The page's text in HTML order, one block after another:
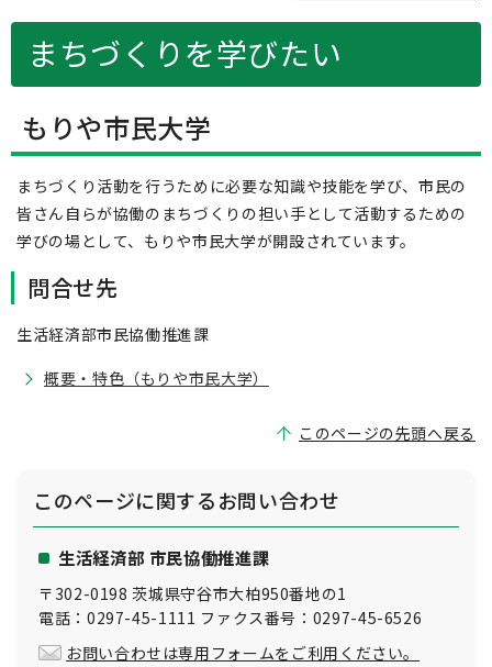
まちづくりを学びたい
もりや市民大学
まちづくり活動を行うために必要な知識や技能を学び、市民の
皆さん自らが協働のまちづくりの担い手として活動するための
学びの場として、もりや市民大学が開設されています。
問合せ先
生活経済部市民協働推進課
概要・特色（もりや市民大学）
このページの先頭へ戻る
このページに関するお問い合わせ
生活経済部 市民協働推進課
〒302-0198 茨城県守谷市大柏950番地の1
電話：0297-45-1111 ファクス番号：0297-45-6526
お問い合わせは専用フォームをご利用ください。